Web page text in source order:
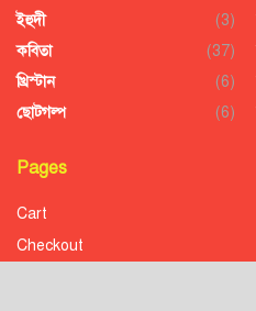
ইহুদী
(3)
কবিতা
(37)
খ্রিস্টান
(6)
ছোটগল্প
(6)
Pages
Cart
Checkout